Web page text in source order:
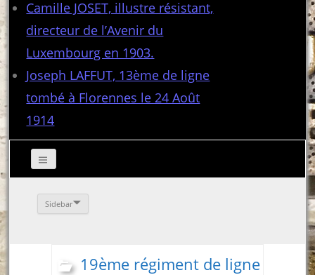
Camille JOSET, illustre résistant,
directeur de l’Avenir du
Luxembourg en 1903.
Joseph LAFFUT, 13ème de ligne
tombé à Florennes le 24 Août
1914
Sidebar
19ème régiment de ligne